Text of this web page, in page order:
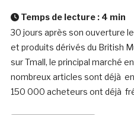
Temps de lecture : 4 min
30 jours après son ouverture
et produits dérivés du British
sur Tmall, le principal marché
nombreux articles sont déjà
150 000 acheteurs ont déjà